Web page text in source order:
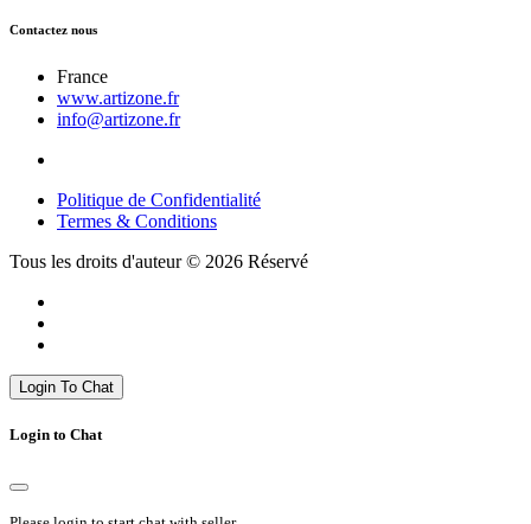
Contactez nous
France
www.artizone.fr
info@artizone.fr
Politique de Confidentialité
Termes & Conditions
Tous les droits d'auteur © 2026 Réservé
Login To Chat
Login to Chat